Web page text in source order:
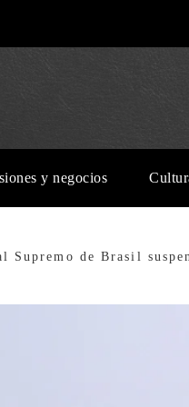
y negocios
Supremo de Brasil